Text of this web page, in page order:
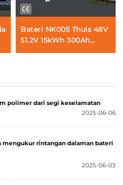
Bateri NK005 Thuis 48V
51.2V 15kWh 300Ah
LiFePO4 untuk Sistem
polimer dari segi keselamatan
2025-06-06
mengukur rintangan dalaman bateri
2025-06-03